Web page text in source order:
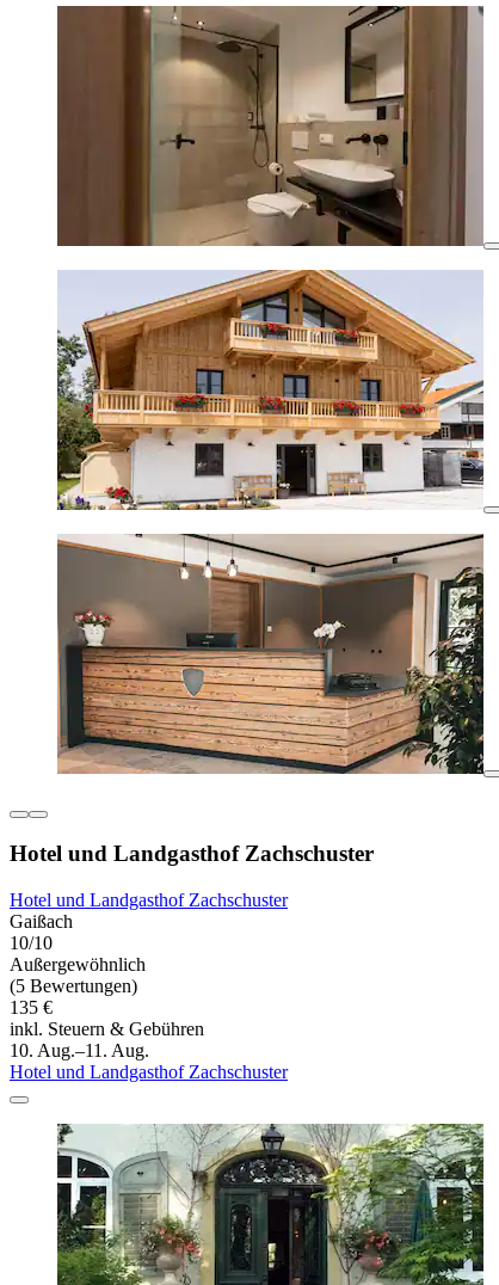
Hotel und Landgasthof Zachschuster
Hotel und Landgasthof Zachschuster
Gaißach
10/10
Außergewöhnlich
(5 Bewertungen)
135 €
inkl. Steuern & Gebühren
10. Aug.–11. Aug.
Hotel und Landgasthof Zachschuster